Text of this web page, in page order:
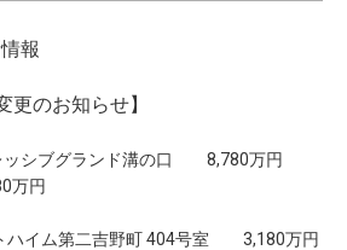
報
更のお知らせ】
ッシブグランド溝の口 8,780万円
万円
ハイム第二吉野町 404号室 3,180万円